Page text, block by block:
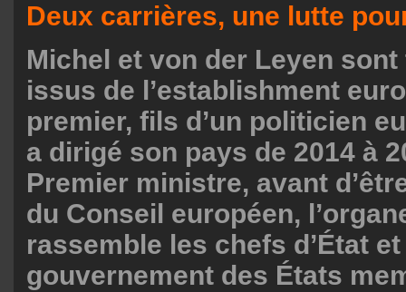
Deux carrières, une lutte
Michel et von der Leyen
issus de l’establishment
premier, fils d’un politicien
a dirigé son pays de 2014 à
Premier ministre, avant
du Conseil européen,
rassemble les chefs d’État
gouvernement des États